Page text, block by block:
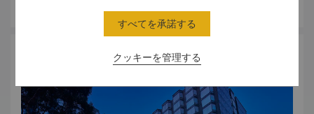
アクセス
クッキーを管理する
すべてを承諾する